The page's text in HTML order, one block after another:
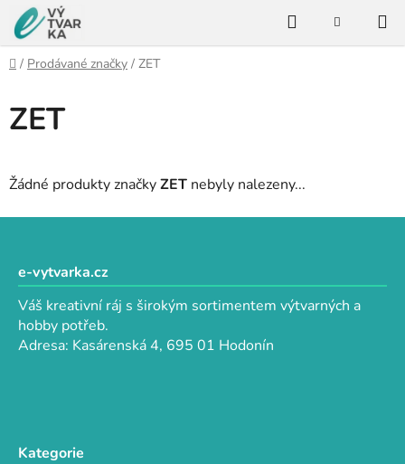
Přejít
na
obsah
HledatNÁKUPNÍ
Domů
/ Prodávané značky / ZET
ZET
Žádné produkty značkyZET nebyly nalezeny...
e-vytvarka.cz
Váš kreativní ráj s širokým sortimentem výtvarných a
hobby potřeb.
Adresa: Kasárenská 4, 695 01 Hodonín
Kategorie